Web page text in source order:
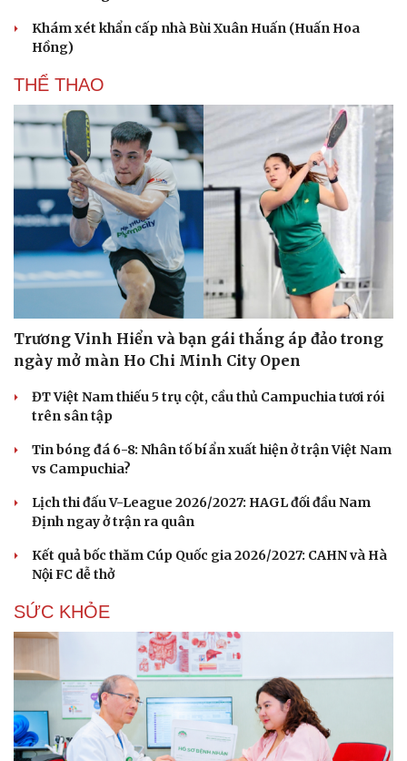
Cải chính
Khám xét khẩn cấp nhà Bùi Xuân Huấn (Huấn Hoa
Hồng)
THỂ THAO
Trương Vinh Hiển và bạn gái thắng áp đảo trong
ngày mở màn Ho Chi Minh City Open
ĐT Việt Nam thiếu 5 trụ cột, cầu thủ Campuchia tươi rói
trên sân tập
Tin bóng đá 6-8: Nhân tố bí ẩn xuất hiện ở trận Việt Nam
vs Campuchia?
Lịch thi đấu V-League 2026/2027: HAGL đối đầu Nam
Định ngay ở trận ra quân
Kết quả bốc thăm Cúp Quốc gia 2026/2027: CAHN và Hà
Nội FC dễ thở
SỨC KHỎE